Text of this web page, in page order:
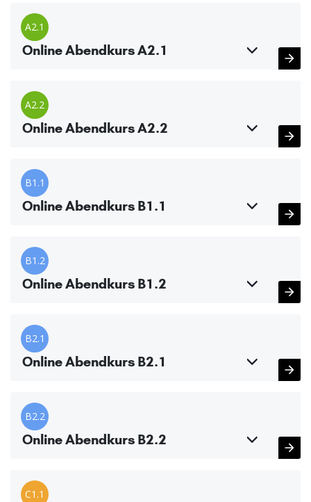
A2.1
Online Abendkurs A2.1
A2.2
Online Abendkurs A2.2
B1.1
Online Abendkurs B1.1
B1.2
Online Abendkurs B1.2
B2.1
Online Abendkurs B2.1
B2.2
Online Abendkurs B2.2
C1.1